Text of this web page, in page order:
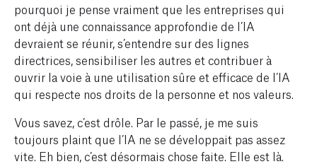
pourquoi je pense vraiment que les entreprises qui
ont déjà une connaissance approfondie de l’IA
devraient se réunir, s’entendre sur des lignes
directrices, sensibiliser les autres et contribuer à
ouvrir la voie à une utilisation sûre et efficace de l’IA
qui respecte nos droits de la personne et nos valeurs.
Vous savez, c’est drôle. Par le passé, je me suis
toujours plaint que l’IA ne se développait pas assez
vite. Eh bien, c’est désormais chose faite. Elle est là.